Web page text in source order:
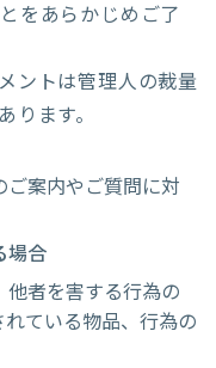
をあらかじめご了
ントは管理人の裁量
ります。
案内やご質問に対
場合
者を害する行為の
ている物品、行為の